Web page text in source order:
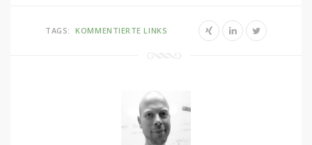
TAGS: KOMMENTIERTE LINKS